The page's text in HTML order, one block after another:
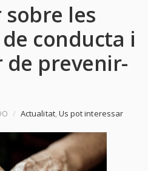
sobre les
conducta i
prevenir-
/ Actualitat,Us pot interessar